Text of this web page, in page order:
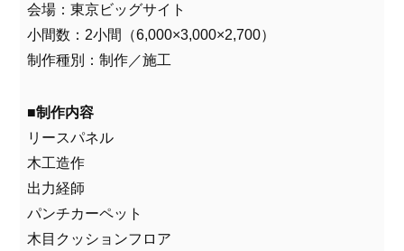
会場：東京ビッグサイト
小間数：2小間（6,000×3,000×2,700）
制作種別：制作／施工
■制作内容
リースパネル
木工造作
出力経師
パンチカーペット
木目クッションフロア